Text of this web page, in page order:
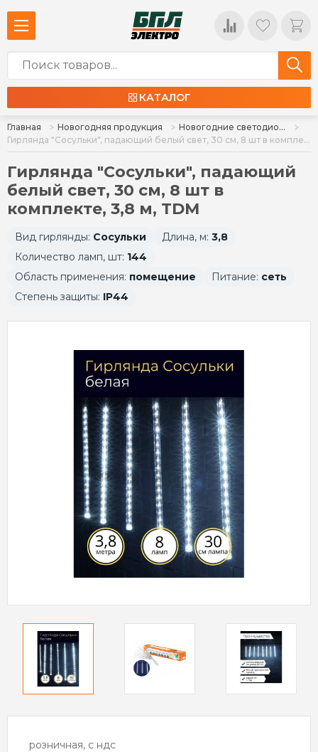
КАТАЛОГ
Главная Новогодняя продукция
Новогодние светодиодные гирлянды
Гирлянда "Сосульки", падающий белый свет, 30 см, 8 шт в комплекте, 3,8 м, TDM
Гирлянда "Сосульки", падающий
белый свет, 30 см, 8 шт в
комплекте, 3,8 м, TDM
Вид гирлянды: Сосульки Длина, м: 3,8
Количество ламп, шт: 144
Область применения: помещение Питание: сеть
Степень защиты: IP44
розничная, с ндс